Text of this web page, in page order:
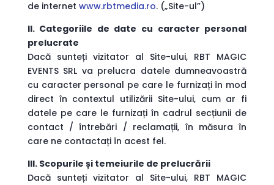
de internet www.rbtmedia.ro. („Site-ul”)
II. Categoriile de date cu caracter personal
prelucrate
Dacă sunteți vizitator al Site-ului, RBT MAGIC
EVENTS SRL va prelucra datele dumneavoastră
cu caracter personal pe care le furnizați în mod
direct în contextul utilizării Site-ului, cum ar fi
datele pe care le furnizați în cadrul secțiunii de
contact / întrebări / reclamații, în măsura în
care ne contactați în acest fel.
III. Scopurile și temeiurile de prelucrării
Dacă sunteți vizitator al Site-ului, RBT MAGIC